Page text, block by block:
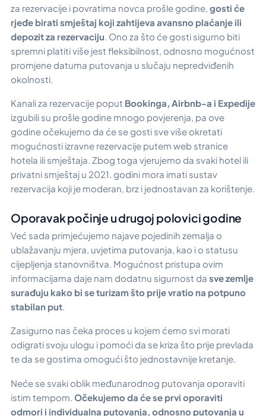
za rezervacije i povratima novca prošle godine, gosti će
rjeđe birati smještaj koji zahtijeva avansno plaćanje ili
depozit za rezervaciju . Ono za što će gosti sigurno biti
spremni platiti više jest fleksibilnost, odnosno mogućnost
promjene datuma putovanja u slučaju nepredviđenih
okolnosti.
Kanali za rezervacije poput Bookinga, Airbnb-a i Expedije
izgubili su prošle godine mnogo povjerenja, pa ove
godine očekujemo da će se gosti sve više okretati
mogućnosti izravne rezervacije putem web stranice
hotela ili smještaja. Zbog toga vjerujemo da svaki hotel ili
privatni smještaj u 2021. godini mora imati sustav
rezervacija koji je moderan, brz i jednostavan za korištenje.
Oporavak počinje u drugoj polovici godine
Već sada primjećujemo najave pojedinih zemalja o
ublažavanju mjera, uvjetima putovanja, kao i o statusu
cijepljenja stanovništva. Mogućnost pristupa ovim
informacijama daje nam dodatnu sigurnost da sve zemlje
surađuju kako bi se turizam što prije vratio na potpuno
stabilan put.
Zasigurno nas čeka proces u kojem ćemo svi morati
odigrati svoju ulogu i pomoći da se kriza što prije prevlada
te da se gostima omogući što jednostavnije kretanje.
Neće se svaki oblik međunarodnog putovanja oporaviti
istim tempom. Očekujemo da će se prvi oporaviti
odmori i individualna putovanja, odnosno putovanja u